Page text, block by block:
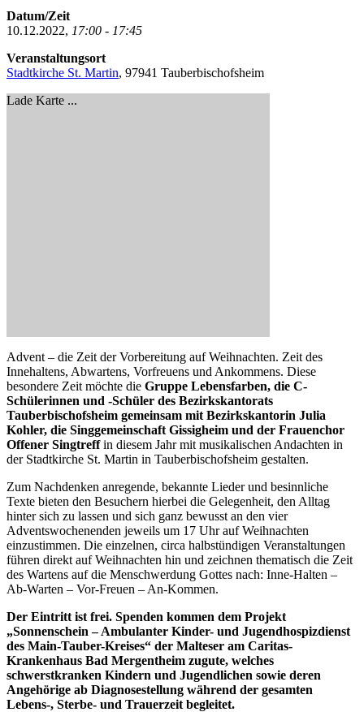
Datum/Zeit
10.12.2022, 17:00 - 17:45
Veranstaltungsort
Stadtkirche St. Martin, 97941 Tauberbischofsheim
Lade Karte ...
Advent – die Zeit der Vorbereitung auf Weihnachten. Zeit des
Innehaltens, Abwartens, Vorfreuens und Ankommens. Diese
besondere Zeit möchte die Gruppe Lebensfarben, die C-
Schülerinnen und -Schüler des Bezirkskantorats
Tauberbischofsheim gemeinsam mit Bezirkskantorin Julia
Kohler, die Singgemeinschaft Gissigheim und der Frauenchor
Offener Singtreffin diesem Jahr mit musikalischen Andachten in
der Stadtkirche St. Martin in Tauberbischofsheim gestalten.
Zum Nachdenken anregende, bekannte Lieder und besinnliche
Texte bieten den Besuchern hierbei die Gelegenheit, den Alltag
hinter sich zu lassen und sich ganz bewusst an den vier
Adventswochenenden jeweils um 17 Uhr auf Weihnachten
einzustimmen. Die einzelnen, circa halbstündigen Veranstaltungen
führen direkt auf Weihnachten hin und zeichnen thematisch die Zeit
des Wartens auf die Menschwerdung Gottes nach: Inne-Halten –
Ab-Warten – Vor-Freuen – An-Kommen.
Der Eintritt ist frei. Spenden kommen dem Projekt
„Sonnenschein – Ambulanter Kinder- und Jugendhospizdienst
des Main-Tauber-Kreises“ der Malteser am Caritas-
Krankenhaus Bad Mergentheim zugute, welches
schwerstkranken Kindern und Jugendlichen sowie deren
Angehörige ab Diagnosestellung während der gesamten
Lebens-, Sterbe- und Trauerzeit begleitet.